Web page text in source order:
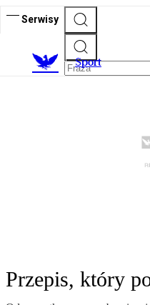
Serwisy
Sport
Przepis, który